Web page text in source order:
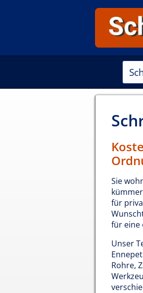
Sie
für
für eine
Unser
Rohre,